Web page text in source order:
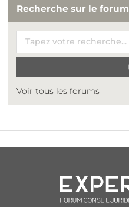
Recherche sur le forum
Voir tous les forums